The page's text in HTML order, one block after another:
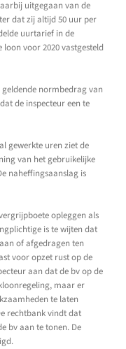
uitgegaan van de
dat zij altijd 50 uur per
uurtarief in de
voor 2020 vastgesteld
normbedrag van
de inspecteur een te
gewerkte uren ziet de
van het gebruikelijke
naheffingsaanslag is
opleggen als
is te wijten dat
of afgedragen ten
voor opzet rust op de
aan dat de bv op de
maar er
te laten
rechtbank vindt dat
bv aan te tonen. De